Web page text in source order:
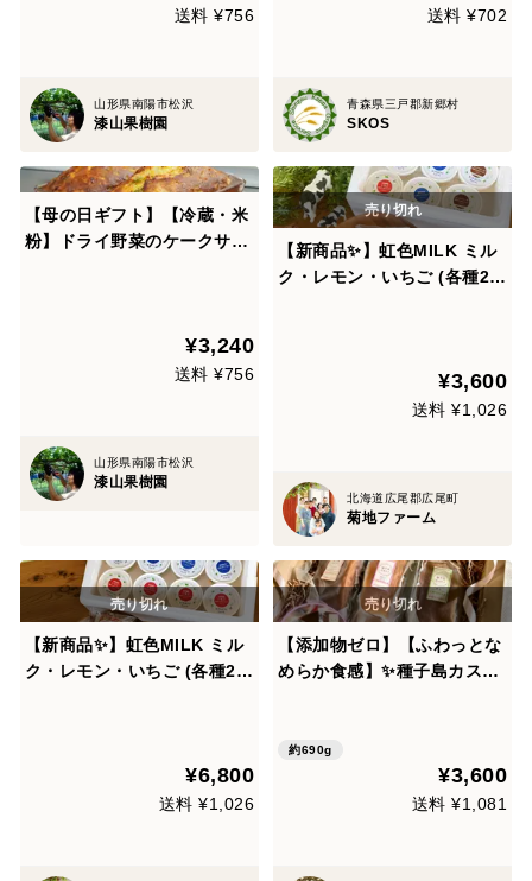
送料 ¥756
山形県南陽市松沢
漆山果樹園
送料 ¥702
青森県三戸郡新郷村
SKOS
【母の日ギフト】【冷蔵・米
粉】ドライ野菜のケークサ
¥3,240
送料 ¥756
山形県南陽市松沢
漆山果樹園
【新商品✨】虹色MILK ミル
ク・レモン・いちご (各種2本
¥3,600
送料 ¥1,026
北海道広尾郡広尾町
菊地ファーム
【新商品✨】虹色MILK ミル
ク・レモン・いちご (各種2本
¥6,800
送料 ¥1,026
【添加物ゼロ】【ふわっとな
めらか食感】✨種子島カステ
約690g
¥3,600
送料 ¥1,081